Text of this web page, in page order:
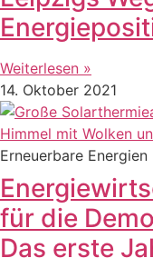
Weiterlesen »
14. Oktober 2021
Erneuerbare Energien
für die
Das erste